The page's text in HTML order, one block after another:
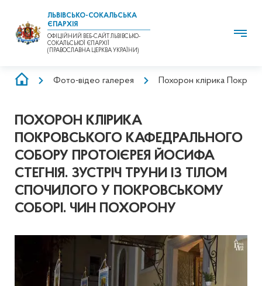
ЛЬВІВСЬКО-СОКАЛЬСЬКА
ЄПАРХІЯ
ОФІЦІЙНИЙ ВЕБ-САЙТ ЛЬВІВСЬКО-
СОКАЛЬСЬКОЇ ЄПАРХІЇ
(ПРАВОСЛАВНА ЦЕРКВА УКРАЇНИ)
РЯДОКФото-відео галерея Похорон клірика
ПОХОРОН КЛІРИКА
ПОКРОВСЬКОГО КАФЕДРАЛЬНОГО
СОБОРУ ПРОТОІЄРЕЯ ЙОСИФА
СТЕГНІЯ. ЗУСТРІЧ ТРУНИ ІЗ ТІЛОМ
СПОЧИЛОГО У ПОКРОВСЬКОМУ
СОБОРІ. ЧИН ПОХОРОНУ